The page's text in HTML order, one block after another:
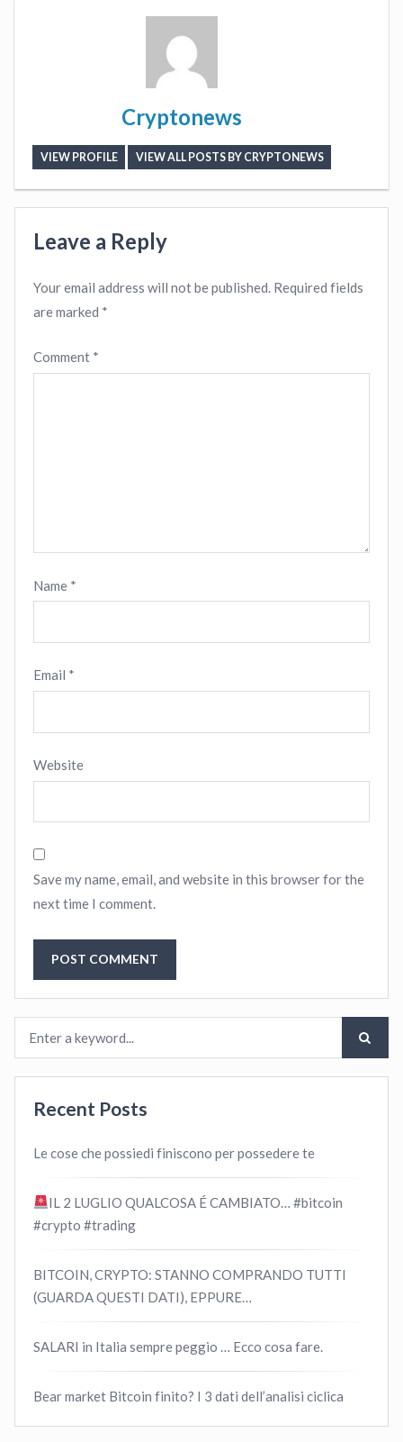
Cryptonews
VIEW PROFILE VIEW ALL POSTS BY CRYPTONEWS
Leave a Reply
Your email address will not be published. Required fields
are marked *
Comment *
Name *
Email *
Website
Save my name, email, and website in this browser for the
next time I comment.
Recent Posts
Le cose che possiedi finiscono per possedere te
IL 2 LUGLIO QUALCOSA É CAMBIATO… #bitcoin
#crypto #trading
BITCOIN, CRYPTO: STANNO COMPRANDO TUTTI
(GUARDA QUESTI DATI), EPPURE…
SALARI in Italia sempre peggio … Ecco cosa fare.
Bear market Bitcoin finito? I 3 dati dell’analisi ciclica